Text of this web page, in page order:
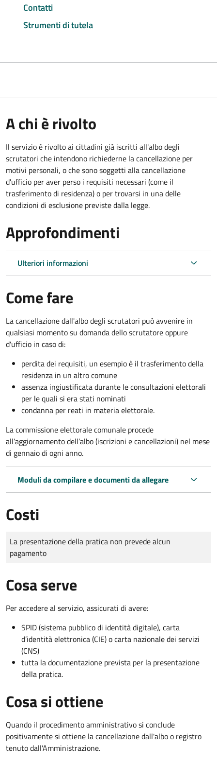
Contatti
Strumenti di tutela
A chi è rivolto
Il servizio è rivolto ai cittadini già iscritti all'albo degli
scrutatori che intendono richiederne la cancellazione per
motivi personali, o che sono soggetti alla cancellazione
d'ufficio per aver perso i requisiti necessari (come il
trasferimento di residenza) o per trovarsi in una delle
condizioni di esclusione previste dalla legge.
Approfondimenti
Ulteriori informazioni
Come fare
La cancellazione dall'albo degli scrutatori può avvenire in
qualsiasi momento su domanda dello scrutatore oppure
d'ufficio in caso di:
perdita dei requisiti, un esempio è il trasferimento della
residenza in un altro comune
assenza ingiustificata durante le consultazioni elettorali
per le quali si era stati nominati
condanna per reati in materia elettorale.
La commissione elettorale comunale procede
all’aggiornamento dell’albo (iscrizioni e cancellazioni) nel mese
di gennaio di ogni anno.
Moduli da compilare e documenti da allegare
Costi
Tipo di pagamento
Importo
La presentazione della pratica non prevede alcun
pagamento
Cosa serve
Per accedere al servizio, assicurati di avere:
SPID (sistema pubblico di identità digitale), carta
d’identità elettronica (CIE) o carta nazionale dei servizi
(CNS)
tutta la documentazione prevista per la presentazione
della pratica.
Cosa si ottiene
Quando il procedimento amministrativo si conclude
positivamente si ottiene la cancellazione dall'albo o registro
tenuto dall'Amministrazione.